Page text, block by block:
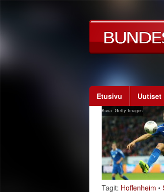
Etusivu Uutiset
Kuva: Getty Images
Tagit: Hoffenheim •